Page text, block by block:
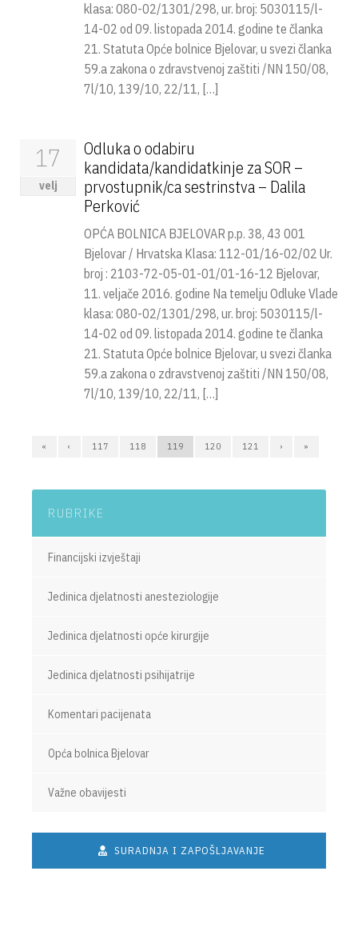
klasa: 080-02/1301/298, ur. broj: 5030115/l-
14-02 od 09. listopada 2014. godine te članka
21. Statuta Opće bolnice Bjelovar, u svezi članka
59.a zakona o zdravstvenoj zaštiti /NN 150/08,
7l/10, 139/10, 22/11, […]
17
velj
Odluka o odabiru
kandidata/kandidatkinje za SOR –
prvostupnik/ca sestrinstva – Dalila
Perković
OPĆA BOLNICA BJELOVAR p.p. 38, 43 001
Bjelovar / Hrvatska Klasa: 112-01/16-02/02 Ur.
broj : 2103-72-05-01-01/01-16-12 Bjelovar,
11. veljače 2016. godine Na temelju Odluke Vlade
klasa: 080-02/1301/298, ur. broj: 5030115/l-
14-02 od 09. listopada 2014. godine te članka
21. Statuta Opće bolnice Bjelovar, u svezi članka
59.a zakona o zdravstvenoj zaštiti /NN 150/08,
7l/10, 139/10, 22/11, […]
« ‹ 117 118 119 120 121 › »
RUBRIKE
Financijski izvještaji
Jedinica djelatnosti anesteziologije
Jedinica djelatnosti opće kirurgije
Jedinica djelatnosti psihijatrije
Komentari pacijenata
Opća bolnica Bjelovar
Važne obavijesti
SURADNJA I ZAPOŠLJAVANJE